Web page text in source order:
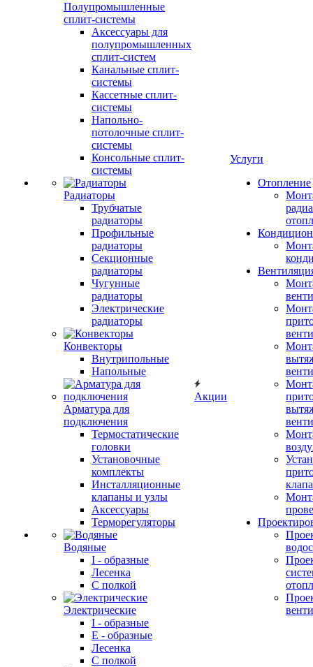
Полупромышленные
сплит-системы
Аксессуары для
полупромышленных
сплит-систем
Канальные сплит-
системы
Кассетные сплит-
системы
Напольно-
потолочные сплит-
системы
Консольные сплит-
системы
Радиаторы
Трубчатые
радиаторы
Профильные
радиаторы
Секционные
радиаторы
Чугунные
радиаторы
Электрические
радиаторы
Конвекторы
Внутрипольные
Напольные
Арматура для
подключения
Термостатические
головки
Установочные
комплекты
Инсталляционные
клапаны и узлы
Аксессуары
Терморегуляторы
Водяные
I - образные
Лесенка
С полкой
Электрические
I - образные
E - образные
Лесенка
С полкой
Акции
Услуги
Отопление